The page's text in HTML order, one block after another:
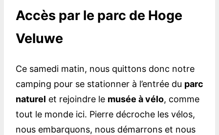
Accès par le parc de Hoge
Veluwe
Ce samedi matin, nous quittons donc notre
camping pour se stationner à l’entrée du parc
naturel et rejoindre le musée à vélo, comme
tout le monde ici. Pierre décroche les vélos,
nous embarquons, nous démarrons et nous